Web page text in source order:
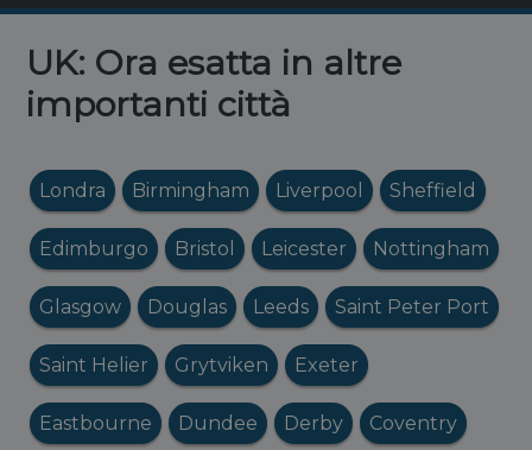
UK: Ora esatta in altre
importanti città
Londra Birmingham Liverpool Sheffield
Edimburgo Bristol Leicester Nottingham
Glasgow Douglas Leeds Saint Peter Port
Saint Helier Grytviken Exeter
Eastbourne Dundee Derby Coventry